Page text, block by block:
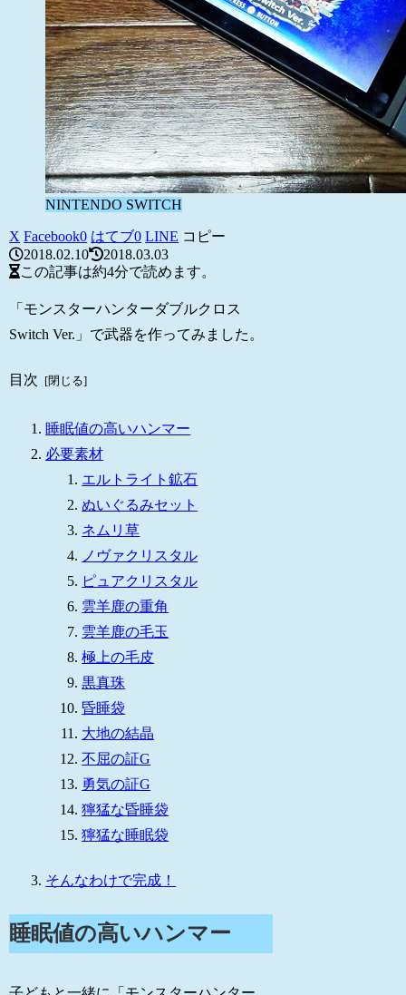
NINTENDO SWITCH
X Facebook0 はてブ0 LINE コピー
2018.02.10
2018.03.03
この記事は約4分で読めます。
「モンスターハンターダブルクロス
Switch Ver.」で武器を作ってみました。
目次
睡眠値の高いハンマー
必要素材
エルトライト鉱石
ぬいぐるみセット
ネムリ草
ノヴァクリスタル
ピュアクリスタル
雲羊鹿の重角
雲羊鹿の毛玉
極上の毛皮
黒真珠
昏睡袋
大地の結晶
不屈の証G
勇気の証G
獰猛な昏睡袋
獰猛な睡眠袋
そんなわけで完成！
睡眠値の高いハンマー